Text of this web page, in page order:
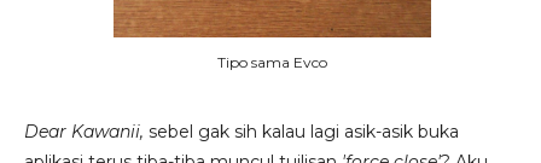
Tipo sama Evco
Dear Kawanii, sebel gak sih kalau lagi asik-asik buka